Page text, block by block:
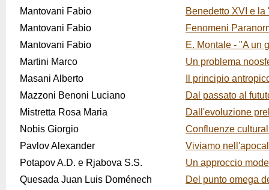
Mantovani Fabio
Benedetto XVI e
Mantovani Fabio
Fenomeni
Mantovani Fabio
E. Montale - "A un
Martini Marco
Un problema
Masani Alberto
Il principio
Mazzoni Benoni Luciano
Dal passato al
Mistretta Rosa Maria
Dall'evoluzione
Nobis Giorgio
Confluenze
Pavlov Alexander
Viviamo
Potapov A.D. e Rjabova S.S.
Un approccio
Quesada Juan Luis Doménech
Del punto omega